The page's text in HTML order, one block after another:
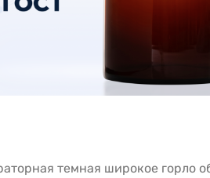
темная широкое горло